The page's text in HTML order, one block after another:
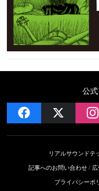
公
facebook
リアルサウンドテ
記事へのお問い合わせ
プライバシーポ